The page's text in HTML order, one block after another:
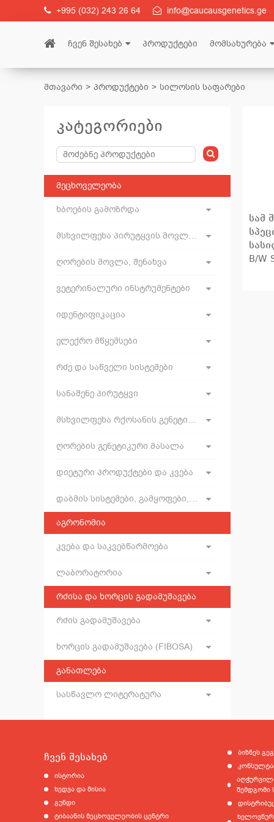
+995 (032) 243 26 64 info@caucausgenetics.ge
ჩვენ შესახებ პროდუქტები მომსახურება
მთავარი პროდუქტები სილოსის საფარები
კატეგორიები
მეცხოველეობა
ხბოების გამოზრდა
მსხვილფეხა პირუტყვის მოვლა, შენახვა
ღორების მოვლა, შენახვა
ვეტერინალური ინსტრუმენტები
იდენტიფიკაცია
ელექრო მწყემსები
რძე და საწველი სისტემები
სანაშენე პირუტყვი
მსხვილფეხა რქოსანის გენეტიკური მასალა და ხელოვნური დათესვლის ინვენტარი
ღორების გენეტიკური მასალა
დიეტური პროდუქტები და კვება
დაბმის სისტემები, გამყოფები, საკვები ბარიერები, ჭიშკრები, ხიდები, გალიები, გაგრილება
აგრონომია
კვება და საკვებწარმოება
ლაბორატორია
რძისა და ხორცის გადამუშავება
რძის გადამუშავება
ხორცის გადამუშავება (FIBOSA)
განათლება
სასწავლო ლიტერატურა
სამ
B/W
ჩვენ შესახებ
ისტორია
ხედვა და მისია
გუნდი
ტიბაანის მეცხოველეობის ცენტრი
ბიზნეს
შემდგომი